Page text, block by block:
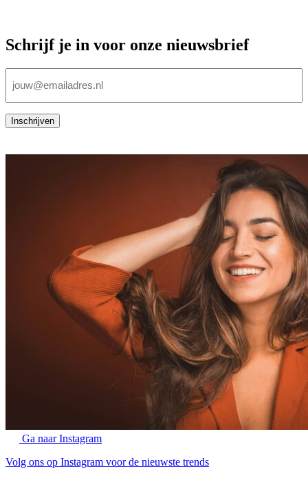
Schrijf je in voor onze nieuwsbrief
mailadres
Inschrijven
Ga naar Instagram
Volg ons op Instagram voor de nieuwste trends